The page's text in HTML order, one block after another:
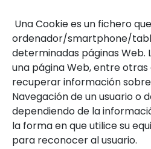
Una Cookie es un fichero
ordenador/smartphone/
determinadas páginas Web.
una página Web, entre
recuperar información
Navegación de un usuario o
dependiendo de la
la forma en que utilice su
para reconocer al usuario.